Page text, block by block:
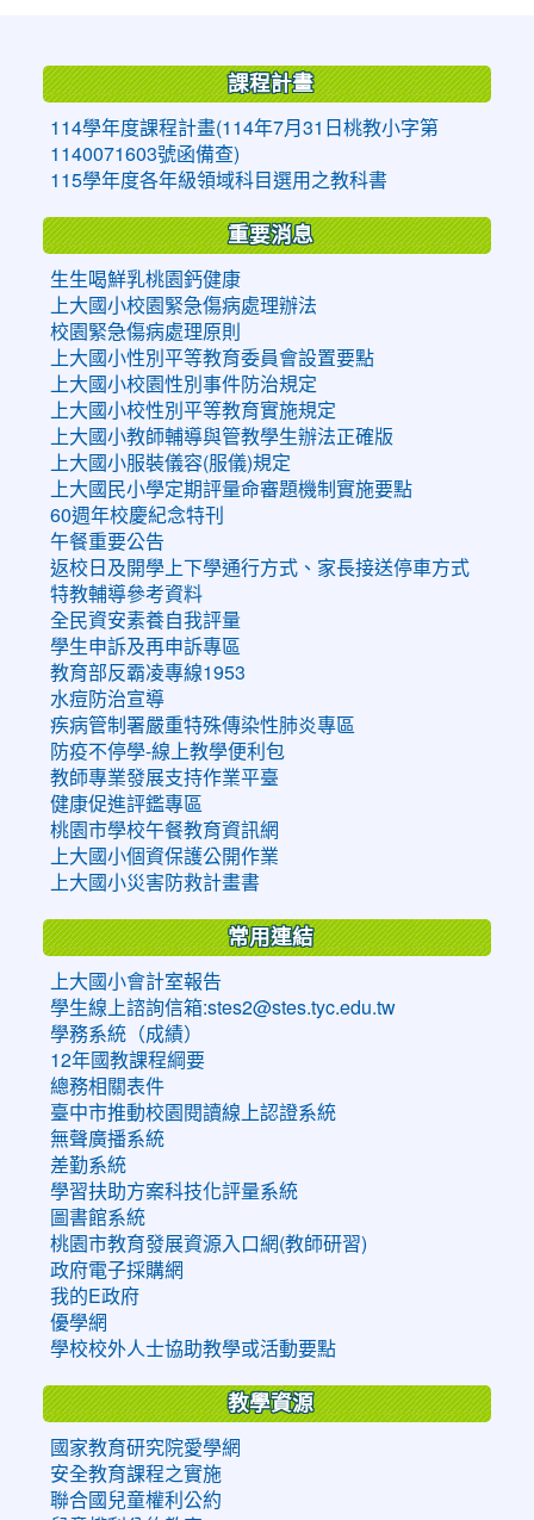
課程計畫
114學年度課程計畫(114年7月31日桃教小字第
1140071603號函備查)
115學年度各年級領域科目選用之教科書
重要消息
生生喝鮮乳桃園鈣健康
上大國小校園緊急傷病處理辦法
校園緊急傷病處理原則
上大國小性別平等教育委員會設置要點
上大國小校園性別事件防治規定
上大國小校性別平等教育實施規定
上大國小教師輔導與管教學生辦法正確版
上大國小服裝儀容(服儀)規定
上大國民小學定期評量命審題機制實施要點
60週年校慶紀念特刊
午餐重要公告
返校日及開學上下學通行方式、家長接送停車方式
特教輔導參考資料
全民資安素養自我評量
學生申訴及再申訴專區
教育部反霸凌專線1953
水痘防治宣導
疾病管制署嚴重特殊傳染性肺炎專區
防疫不停學-線上教學便利包
教師專業發展支持作業平臺
健康促進評鑑專區
桃園市學校午餐教育資訊網
上大國小個資保護公開作業
上大國小災害防救計畫書
常用連結
上大國小會計室報告
學生線上諮詢信箱:stes2@stes.tyc.edu.tw
學務系統（成績）
12年國教課程綱要
總務相關表件
臺中市推動校園閱讀線上認證系統
無聲廣播系統
差勤系統
學習扶助方案科技化評量系統
圖書館系統
桃園市教育發展資源入口網(教師研習)
政府電子採購網
我的E政府
優學網
學校校外人士協助教學或活動要點
教學資源
國家教育研究院愛學網
安全教育課程之實施
聯合國兒童權利公約